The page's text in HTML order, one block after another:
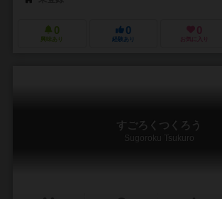
0
興味あり
0
経験あり
0
お気に入り
すごろくつくろう
Sugoroku Tsukuro